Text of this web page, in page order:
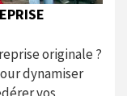
originale ?
dynamiser